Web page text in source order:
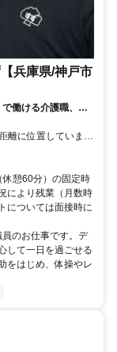
兵庫県/神戸市
働ける介護職、始
制が整っていま
私たちのデイサー
近所ではたらくこ
い環境です。
立地となっておりま
憩60分）の固定時
により残業（月数時
については面接時に
のお仕事です。デ
して一日を過ごせる
をはじめ、体操やレ